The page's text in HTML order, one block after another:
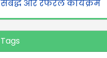
संबद्ध और रेफरल कार्यक्रम
Tags